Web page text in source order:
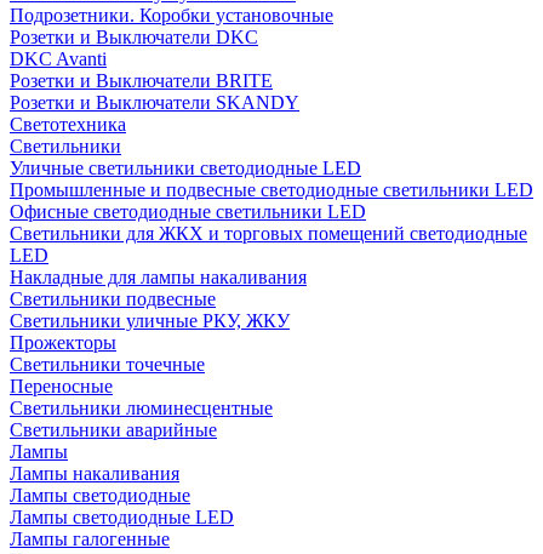
Подрозетники. Коробки установочные
Розетки и Выключатели DKC
DKC Avanti
Розетки и Выключатели BRITE
Розетки и Выключатели SKANDY
Светотехника
Светильники
Уличные светильники светодиодные LED
Промышленные и подвесные светодиодные светильники LED
Офисные светодиодные светильники LED
Светильники для ЖКХ и торговых помещений светодиодные
LED
Накладные для лампы накаливания
Светильники подвесные
Светильники уличные РКУ, ЖКУ
Прожекторы
Cветильники точечные
Переносные
Светильники люминесцентные
Светильники аварийные
Лампы
Лампы накаливания
Лампы светодиодные
Лампы светодиодные LED
Лампы галогенные